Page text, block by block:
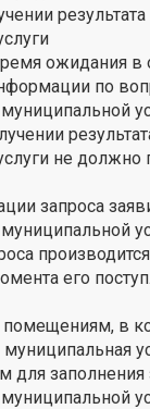
ожидания в
по
не
запроса
его
помещениям, в
для заполнения